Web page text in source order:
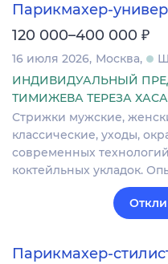
Парикмахер-
120 000–400 000 ₽
16 июля 2026 Москва
ИНДИВИДУАЛЬНЫЙ
ТИМИЖЕВА ТЕРЕЗА
Стрижки мужские,
классические, уходы,
современных
коктейльных укладок.
Парикмахер-